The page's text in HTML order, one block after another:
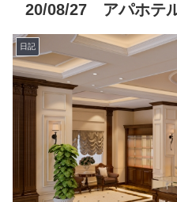
20/08/27 アパホテ
日記